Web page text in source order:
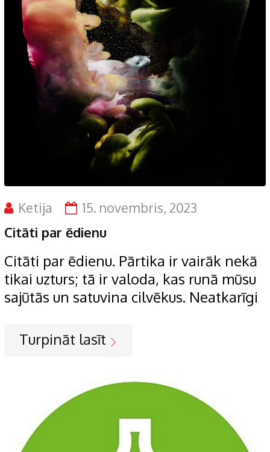
Ketija 15. novembris, 2023
Citāti par ēdienu
Citāti par ēdienu. Pārtika ir vairāk nekā
tikai uzturs; tā ir valoda, kas runā mūsu
sajūtās un satuvina cilvēkus. Neatkarīgi
Turpināt lasīt